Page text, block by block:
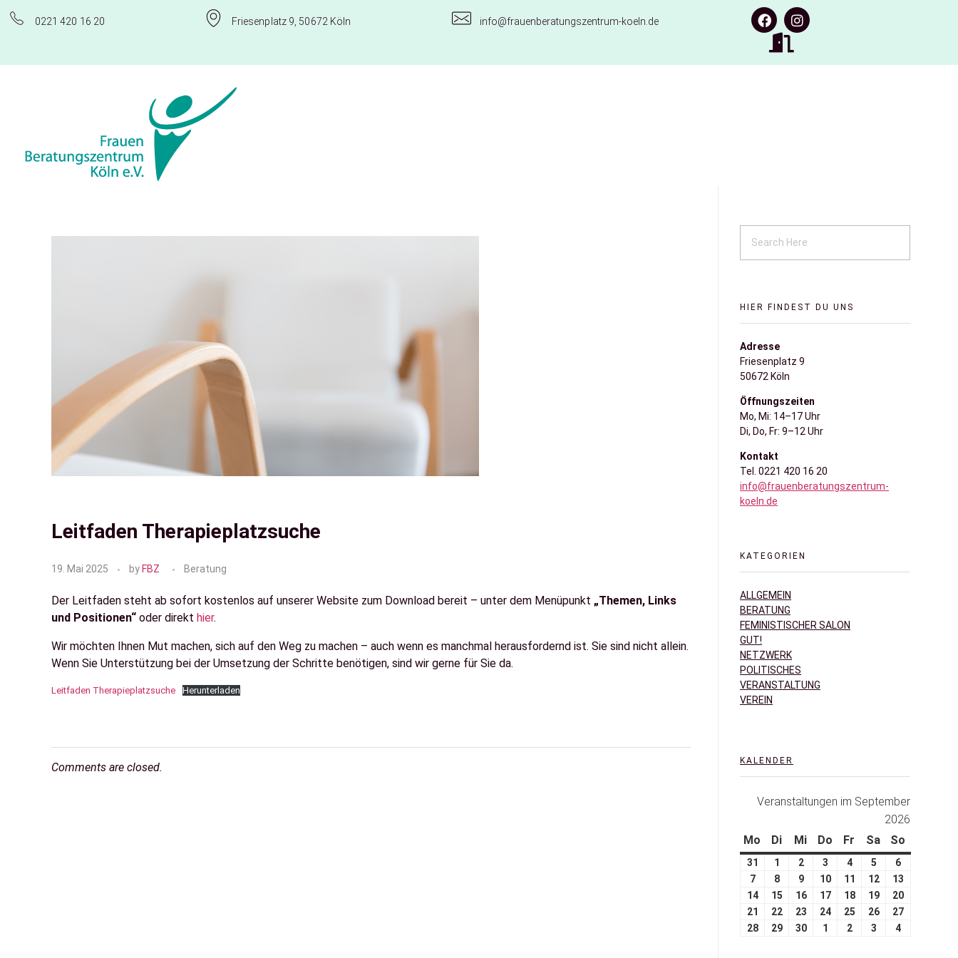
0221 420 16 20 Friesenplatz 9, 50672 Köln info@frauenberatungszentrum-koeln.de
Leitfaden Therapieplatzsuche
19. Mai 2025 by FBZ Beratung
Der Leitfaden steht ab sofort kostenlos auf unserer Website zum Download bereit – unter dem Menüpunkt „Themen, Links
und Positionen“ oder direkt hier.
Wir möchten Ihnen Mut machen, sich auf den Weg zu machen – auch wenn es manchmal herausfordernd ist. Sie sind nicht allein.
Wenn Sie Unterstützung bei der Umsetzung der Schritte benötigen, sind wir gerne für Sie da.
Leitfaden Therapieplatzsuche Herunterladen
Comments are closed.
HIER FINDEST DU UNS
Adresse
Friesenplatz 9
50672 Köln
Öffnungszeiten
Mo, Mi: 14–17 Uhr
Di, Do, Fr: 9–12 Uhr
Kontakt
Tel. 0221 420 16 20
info@frauenberatungszentrum-
koeln.de
KATEGORIEN
ALLGEMEIN
BERATUNG
FEMINISTISCHER SALON
GUT!
NETZWERK
POLITISCHES
VERANSTALTUNG
VEREIN
KALENDER
Veranstaltungen im September
2026
Mo
Di Mi Do Fr Sa So
31 1 2 3 4 5
6
7
8 9 10 11 12
13
14
15 16 17 18 19
20
21
22 23 24 25 26
27
28
29 30 1 2 3 4